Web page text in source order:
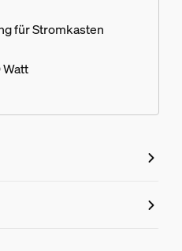
für Stromkasten